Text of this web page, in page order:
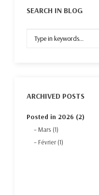
SEARCH IN BLOG
ARCHIVED POSTS
Posted in 2026 (2)
Mars (1)
Février (1)